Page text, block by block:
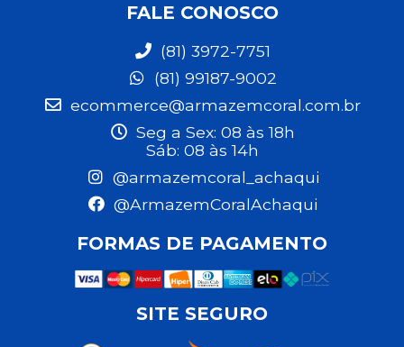
FALE CONOSCO
(81) 3972-7751
(81) 99187-9002
ecommerce@armazemcoral.com.br
Seg a Sex: 08 às 18h
Sáb: 08 às 14h
@armazemcoral_achaqui
@ArmazemCoralAchaqui
FORMAS DE PAGAMENTO
SITE SEGURO